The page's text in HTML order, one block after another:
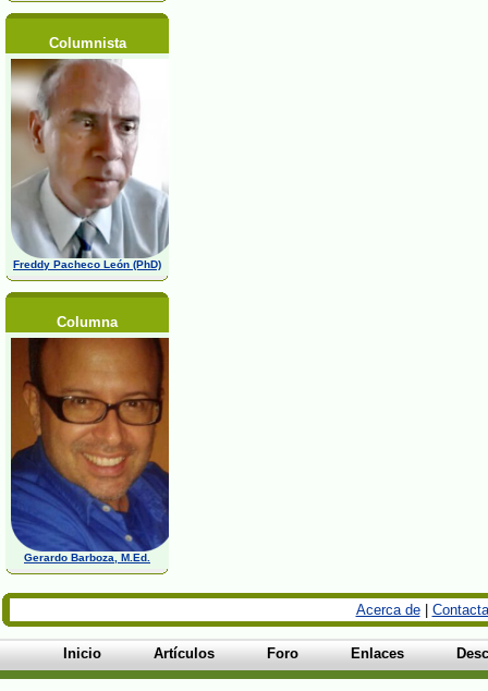
Columnista
Freddy Pacheco León (PhD)
Columna
Gerardo Barboza, M.Ed.
Acerca de|
Inicio Artículos Foro Enlaces